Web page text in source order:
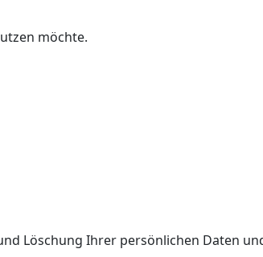
möchte.
Löschung Ihrer persönlichen Daten